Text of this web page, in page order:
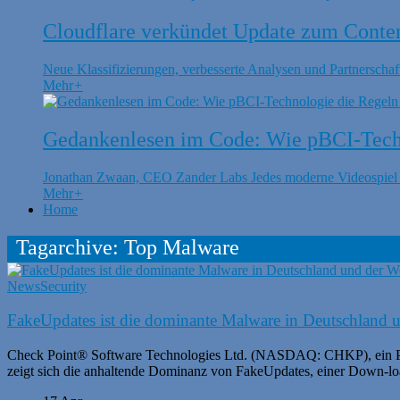
Cloudflare verkündet Update zum
Neue Klassifizierungen, verbesserte Analysen und
Mehr+
Gedankenlesen im Code: Wie pBCI-
Jonathan Zwaan, CEO Zander Labs Jedes moderne
Mehr+
Home
Tagarchive: Top Malware
NewsSecurity
FakeUpdates ist die dominante Malware in
Check Point® Software Technologies Ltd. (NASDAQ: CHKP), ein
zeigt sich die anhaltende Dominanz von FakeUpdates, einer Down-